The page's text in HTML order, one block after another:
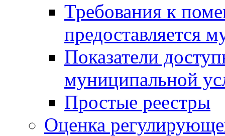
Требования к
предоставляется
Показатели
муниципальной
Простые реестры
Оценка